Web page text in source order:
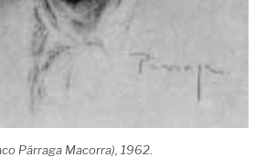
Párraga Macorra), 1962.